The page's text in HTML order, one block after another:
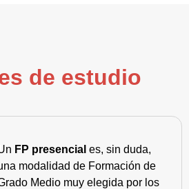
de estudio
FP presencial es, sin duda,
modalidad de Formación de
Medio muy elegida por los